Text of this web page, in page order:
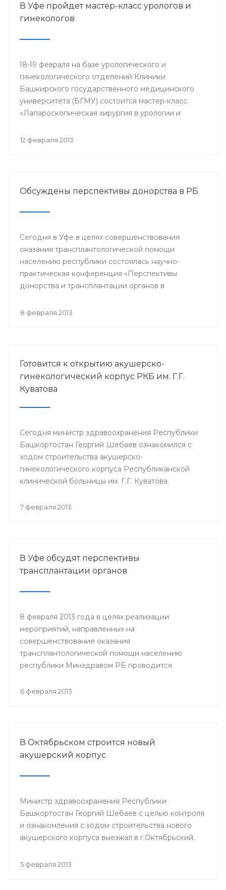
В Уфе пройдет мастер-класс урологов и
гинекологов
18-19 февраля на базе урологического и
гинекологического отделений Клиники
Башкирского государственного медицинского
университета (БГМУ) состоится мастер-класс
«Лапароскопическая хирургия в урологии и
врачи урологи, хирурги, онкологи республики, а
12 февраля 2013
Обсуждены перспективы донорства в РБ
Сегодня в Уфе в целях совершенствования
оказания трансплантологической помощи
населению республики состоялась научно-
практическая конференция «Перспективы
донорства и трансплантации органов в
8 февраля 2013
Готовится к открытию акушерско-
гинекологический корпус РКБ им. Г.Г.
Куватова
Сегодня министр здравоохранения Республики
Башкортостан Георгий Шебаев ознакомился с
ходом строительства акушерско-
гинекологического корпуса Республиканской
клинической больницы им. Г.Г. Куватова.
7 февраля 2013
В Уфе обсудят перспективы
трансплантации органов
8 февраля 2013 года в целях реализации
мероприятий, направленных на
совершенствование оказания
трансплантологической помощи населению
республики Минздравом РБ проводится
конференция «Перспективы донорства и
6 февраля 2013
В Октябрьском строится новый
акушерский корпус
Министр здравоохранения Республики
Башкортостан Георгий Шебаев с целью контроля
и ознакомления с ходом строительства нового
акушерского корпуса выезжал в г.Октябрьский.
5 февраля 2013